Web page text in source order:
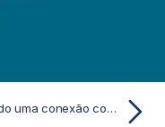
Criando uma conexão com o Amazon SageMaker